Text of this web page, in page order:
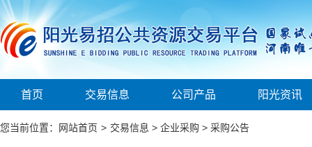
首页 交易信息 公司产品 阳光资讯
您当前位置： 网站首页 > 交易信息 > 企业采购 > 采购公告